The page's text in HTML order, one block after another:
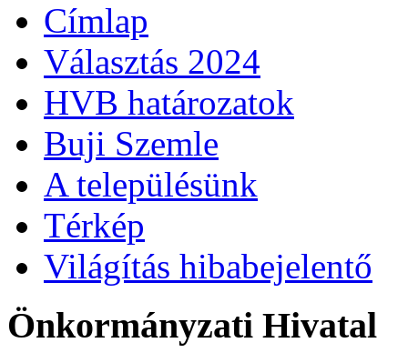
Címlap
Választás 2024
HVB határozatok
Buji Szemle
A településünk
Térkép
Világítás hibabejelentő
Önkormányzati Hivatal